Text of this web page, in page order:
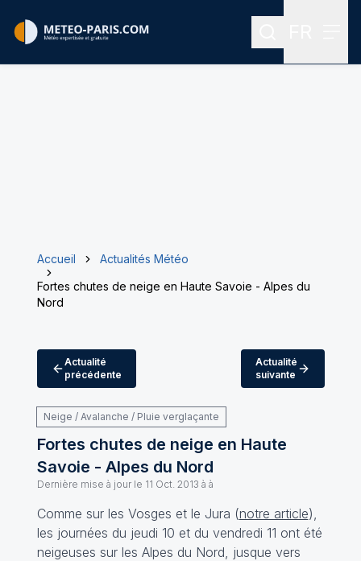
Rechercher
Accueil
Actualités Météo
Fortes chutes de neige en Haute Savoie - Alpes du
Nord
Actualité
précédente
Actualité
suivante
Neige / Avalanche / Pluie verglaçante
Fortes chutes de neige en Haute
Savoie - Alpes du Nord
Dernière mise à jour le 11 Oct. 2013 à à
Comme sur les Vosges et le Jura (notre article),
les journées du jeudi 10 et du vendredi 11 ont été
neigeuses sur les Alpes du Nord, jusque vers